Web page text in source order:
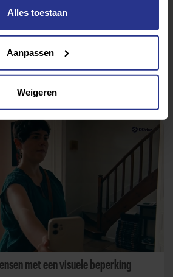
Alles toestaan
Aanpassen
Weigeren
naar nieuwsoverzicht
met een visuele beperking